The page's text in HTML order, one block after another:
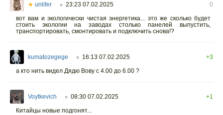
★ unlifer ○ 23:23 07.02.2025
0
вот вам и экологически чистая энергетика... это же сколько будет
стоить экологии на заводах столько панелей выпустить,
транспортировать, смонтировать и подключить снова!?
kumatozegege ○ 16:13 07.02.2025
+3
а кто нить видел Дядю Вову с 4.00 до 6.00 ?
Voytkevich ○ 08:30 07.02.2025
+1
Китайцы новые подгонят...